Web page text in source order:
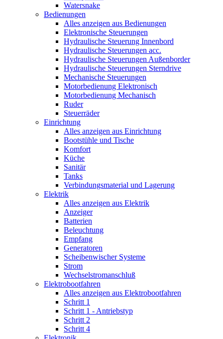
Watersnake
Bedienungen
Alles anzeigen aus Bedienungen
Elektronische Steuerungen
Hydraulische Steuerung Innenbord
Hydraulische Steuerungen acc.
Hydraulische Steuerungen Außenborder
Hydraulische Steuerungen Sterndrive
Mechanische Steuerungen
Motorbedienung Elektronisch
Motorbedienung Mechanisch
Ruder
Steuerräder
Einrichtung
Alles anzeigen aus Einrichtung
Bootstühle und Tische
Komfort
Küche
Sanitär
Tanks
Verbindungsmaterial und Lagerung
Elektrik
Alles anzeigen aus Elektrik
Anzeiger
Batterien
Beleuchtung
Empfang
Generatoren
Scheibenwischer Systeme
Strom
Wechselstromanschluß
Elektrobootfahren
Alles anzeigen aus Elektrobootfahren
Schritt 1
Schritt 1 - Antriebstyp
Schritt 2
Schritt 4